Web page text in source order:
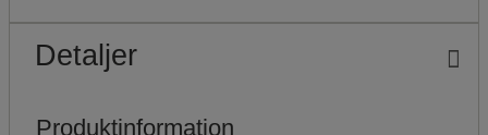
Detaljer
Produktinformation